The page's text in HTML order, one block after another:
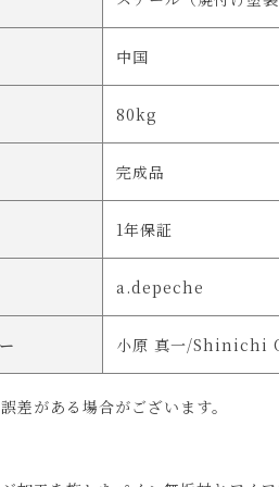
中国
80kg
完成品
1年保証
a.depeche
小原 真一/Shinichi
差がある場合がございます。